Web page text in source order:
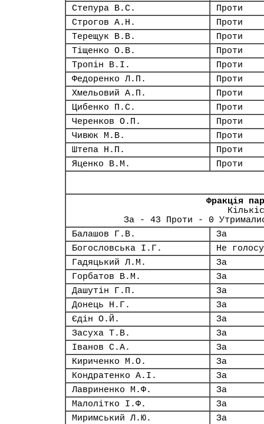
Степура В.С.
Проти
Строгов А.Н.
Проти
Терещук В.В.
Проти
Тіщенко О.В.
Проти
Тропін В.І.
Проти
Федоренко Л.П.
Проти
Хмельовий А.П.
Проти
Цибенко П.С.
Проти
Черенков О.П.
Проти
Чивюк М.В.
Проти
Штепа Н.П.
Проти
Яценко В.М.
Проти
Фракція
За - 43 Проти - 0
Балашов Г.В.
За
Богословська І.Г.
Не
Гадяцький Л.М.
За
Горбатов В.М.
За
Дашутін Г.П.
За
Донець Н.Г.
За
Єдін О.Й.
За
Засуха Т.В.
За
Іванов С.А.
За
Кириченко М.О.
За
Кондратенко А.І.
За
Лавриненко М.Ф.
За
Малолітко І.Ф.
За
Миримський Л.Ю.
За